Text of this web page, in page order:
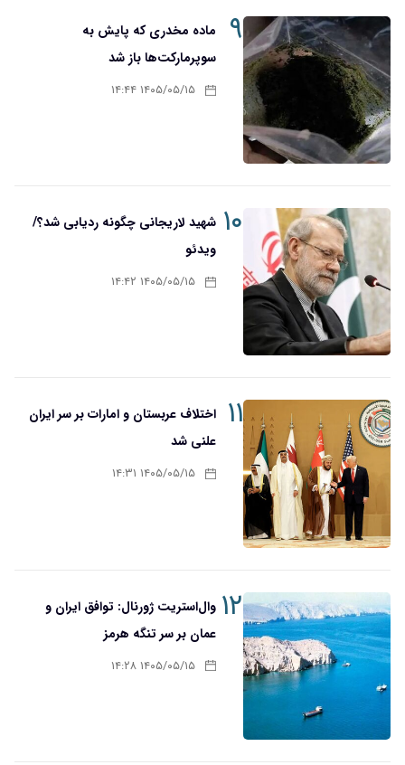
۹
ماده مخدری که پایش به
سوپرمارکت‌ها باز شد
۱۴۰۵/۰۵/۱۵ ۱۴:۴۴
۱۰ شهید لاریجانی چگونه ردیابی شد؟/
ویدئو
۱۴۰۵/۰۵/۱۵ ۱۴:۴۲
۱۱
اختلاف عربستان و امارات بر سر ایران
علنی شد
۱۴۰۵/۰۵/۱۵ ۱۴:۳۱
۱۲ وال‌استریت ژورنال: توافق ایران و
عمان بر سر تنگه هرمز
۱۴۰۵/۰۵/۱۵ ۱۴:۲۸